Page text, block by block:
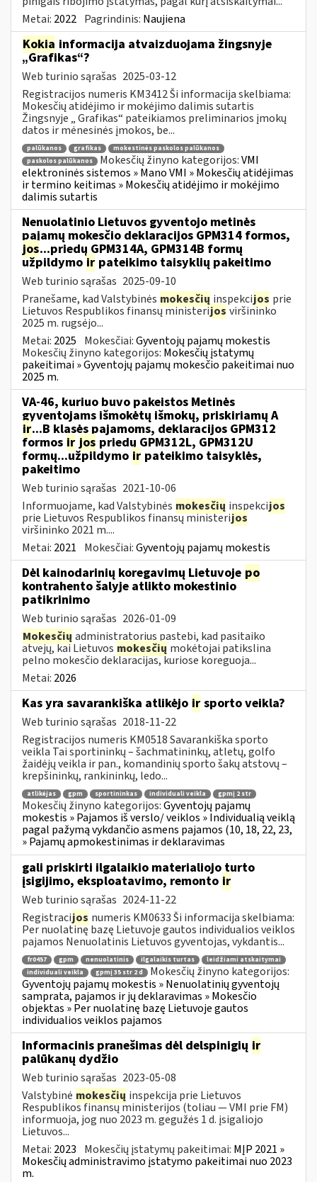
Metai: 2022 Pagrindinis: Naujiena
Kokia informacija atvaizduojama žingsnyje
„Grafikas“?
Web turinio sąrašas 2025-03-12
Registracijos numeris KM3412 Ši informacija skelbiama:
Mokesčių atidėjimo ir mokėjimo dalimis sutartis
Žingsnyje „ Grafikas“ pateikiamos preliminarios įmokų
datos ir mėnesinės įmokos, be...
palūkanos grafikas
mokestinės paskolos palūkanos
paskolos palūkanos
Mokesčių žinyno kategorijos:VMI
elektroninės sistemos » Mano VMI » Mokesčių atidėjimas
ir termino keitimas » Mokesčių atidėjimo ir mokėjimo
dalimis sutartis
Nenuolatinio Lietuvos gyventojo metinės
pajamų mokesčio deklaracijos GPM314 formos,
jos...priedų GPM314A, GPM314B formų
užpildymo ir pateikimo taisyklių pakeitimo
Web turinio sąrašas 2025-09-10
Pranešame, kad Valstybinės mokesčių inspekcijos prie
Lietuvos Respublikos finansų ministerijos viršininko
2025 m. rugsėjo...
Metai: 2025 Mokesčiai:Gyventojų pajamų mokestis
Mokesčių žinyno kategorijos: Mokesčių įstatymų
pakeitimai » Gyventojų pajamų mokesčio pakeitimai nuo
2025 m.
VA-46, kuriuo buvo pakeistos Metinės
gyventojams išmokėtų išmokų, priskiriamų A
ir...B klasės pajamoms, deklaracijos GPM312
formos ir jos priedų GPM312L, GPM312U
formų...užpildymo ir pateikimo taisyklės,
pakeitimo
Web turinio sąrašas 2021-10-06
Informuojame, kad Valstybinės mokesčių inspekcijos
prie Lietuvos Respublikos finansų ministerijos
viršininko 2021 m....
Metai: 2021 Mokesčiai:Gyventojų pajamų mokestis
Dėl kainodarinių koregavimų Lietuvoje po
kontrahento šalyje atlikto mokestinio
patikrinimo
Web turinio sąrašas 2026-01-09
Mokesčių administratorius pastebi, kad pasitaiko
atvejų, kai Lietuvos mokesčių mokėtojai patikslina
pelno mokesčio deklaracijas, kuriose koreguoja...
Metai: 2026
Kas yra savarankiška atlikėjo ir sporto veikla?
Web turinio sąrašas 2018-11-22
Registracijos numeris KM0518 Savarankiška sporto
veikla Tai sportininkų – šachmatininkų, atletų, golfo
žaidėjų veikla ir pan., komandinių sporto šakų atstovų –
krepšininkų, rankininkų, ledo...
atlikėjas gpm sportininkas individuali veikla gpmį 2 str
Mokesčių žinyno kategorijos:Gyventojų pajamų
mokestis » Pajamos iš verslo/ veiklos » Individualią veiklą
pagal pažymą vykdančio asmens pajamos (10, 18, 22, 23,
» Pajamų apmokestinimas ir deklaravimas
gali priskirti ilgalaikio materialiojo turto
įsigijimo, eksploatavimo, remonto ir
Web turinio sąrašas 2024-11-22
Registracijos numeris KM0633 Ši informacija skelbiama:
Per nuolatinę bazę Lietuvoje gautos individualios veiklos
pajamos Nenuolatinis Lietuvos gyventojas, vykdantis...
fr0457 gpm nenuolatinis ilgalaikis turtas
leidžiami atskaitymai
individuali veikla
gpmį 35 str 2 d
Mokesčių žinyno kategorijos:
Gyventojų pajamų mokestis » Nenuolatinių gyventojų
samprata, pajamos ir jų deklaravimas » Mokesčio
objektas » Per nuolatinę bazę Lietuvoje gautos
individualios veiklos pajamos
Informacinis pranešimas dėl delspinigių ir
palūkanų dydžio
Web turinio sąrašas 2023-05-08
Valstybinė mokesčių inspekcija prie Lietuvos
Respublikos finansų ministerijos (toliau — VMI prie FM)
informuoja, jog nuo 2023 m. gegužės 1 d. įsigaliojo
Lietuvos...
Metai: 2023 Mokesčių įstatymų pakeitimai: MĮP 2021 »
Mokesčių administravimo įstatymo pakeitimai nuo 2023
m.